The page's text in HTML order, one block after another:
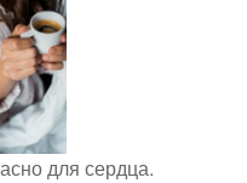
для сердца.